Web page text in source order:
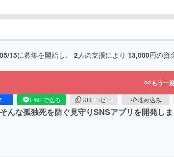
15に募集を開始し、 2人の支援により 13,000円の資
もう一
LINEで送る URLコピー 埋め込み
んな孤独死を防ぐ見守りSNSアプリを開発し